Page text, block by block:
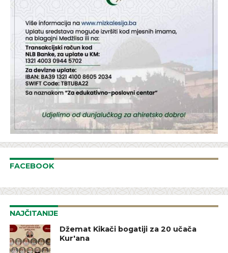
FACEBOOK
NAJČITANIJE
Džemat Kikači bogatiji za 20 učača
Kur'ana